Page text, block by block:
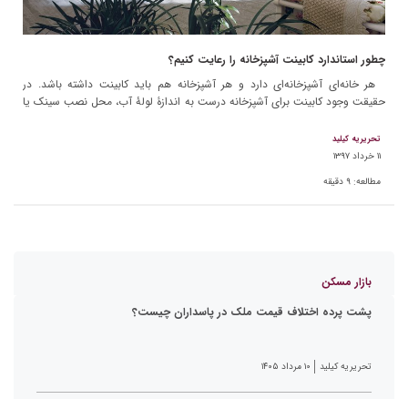
چطور استاندارد کابینت آشپزخانه را رعایت کنیم؟
هر خانه‌ای آشپزخانه‌ای دارد و هر آشپزخانه هم باید کابینت داشته باشد. در
حقیقت وجود کابینت برای آشپزخانه درست به اندازۀ لولۀ آب، محل نصب سینک یا
تحریریه کیلید
۱۱ خرداد ۱۳۹۷
مطالعه: ۹ دقیقه
بازار مسکن
پشت پرده اختلاف قیمت ملک در پاسداران چیست؟
تحریریه کیلید ۱۰ مرداد ۱۴۰۵